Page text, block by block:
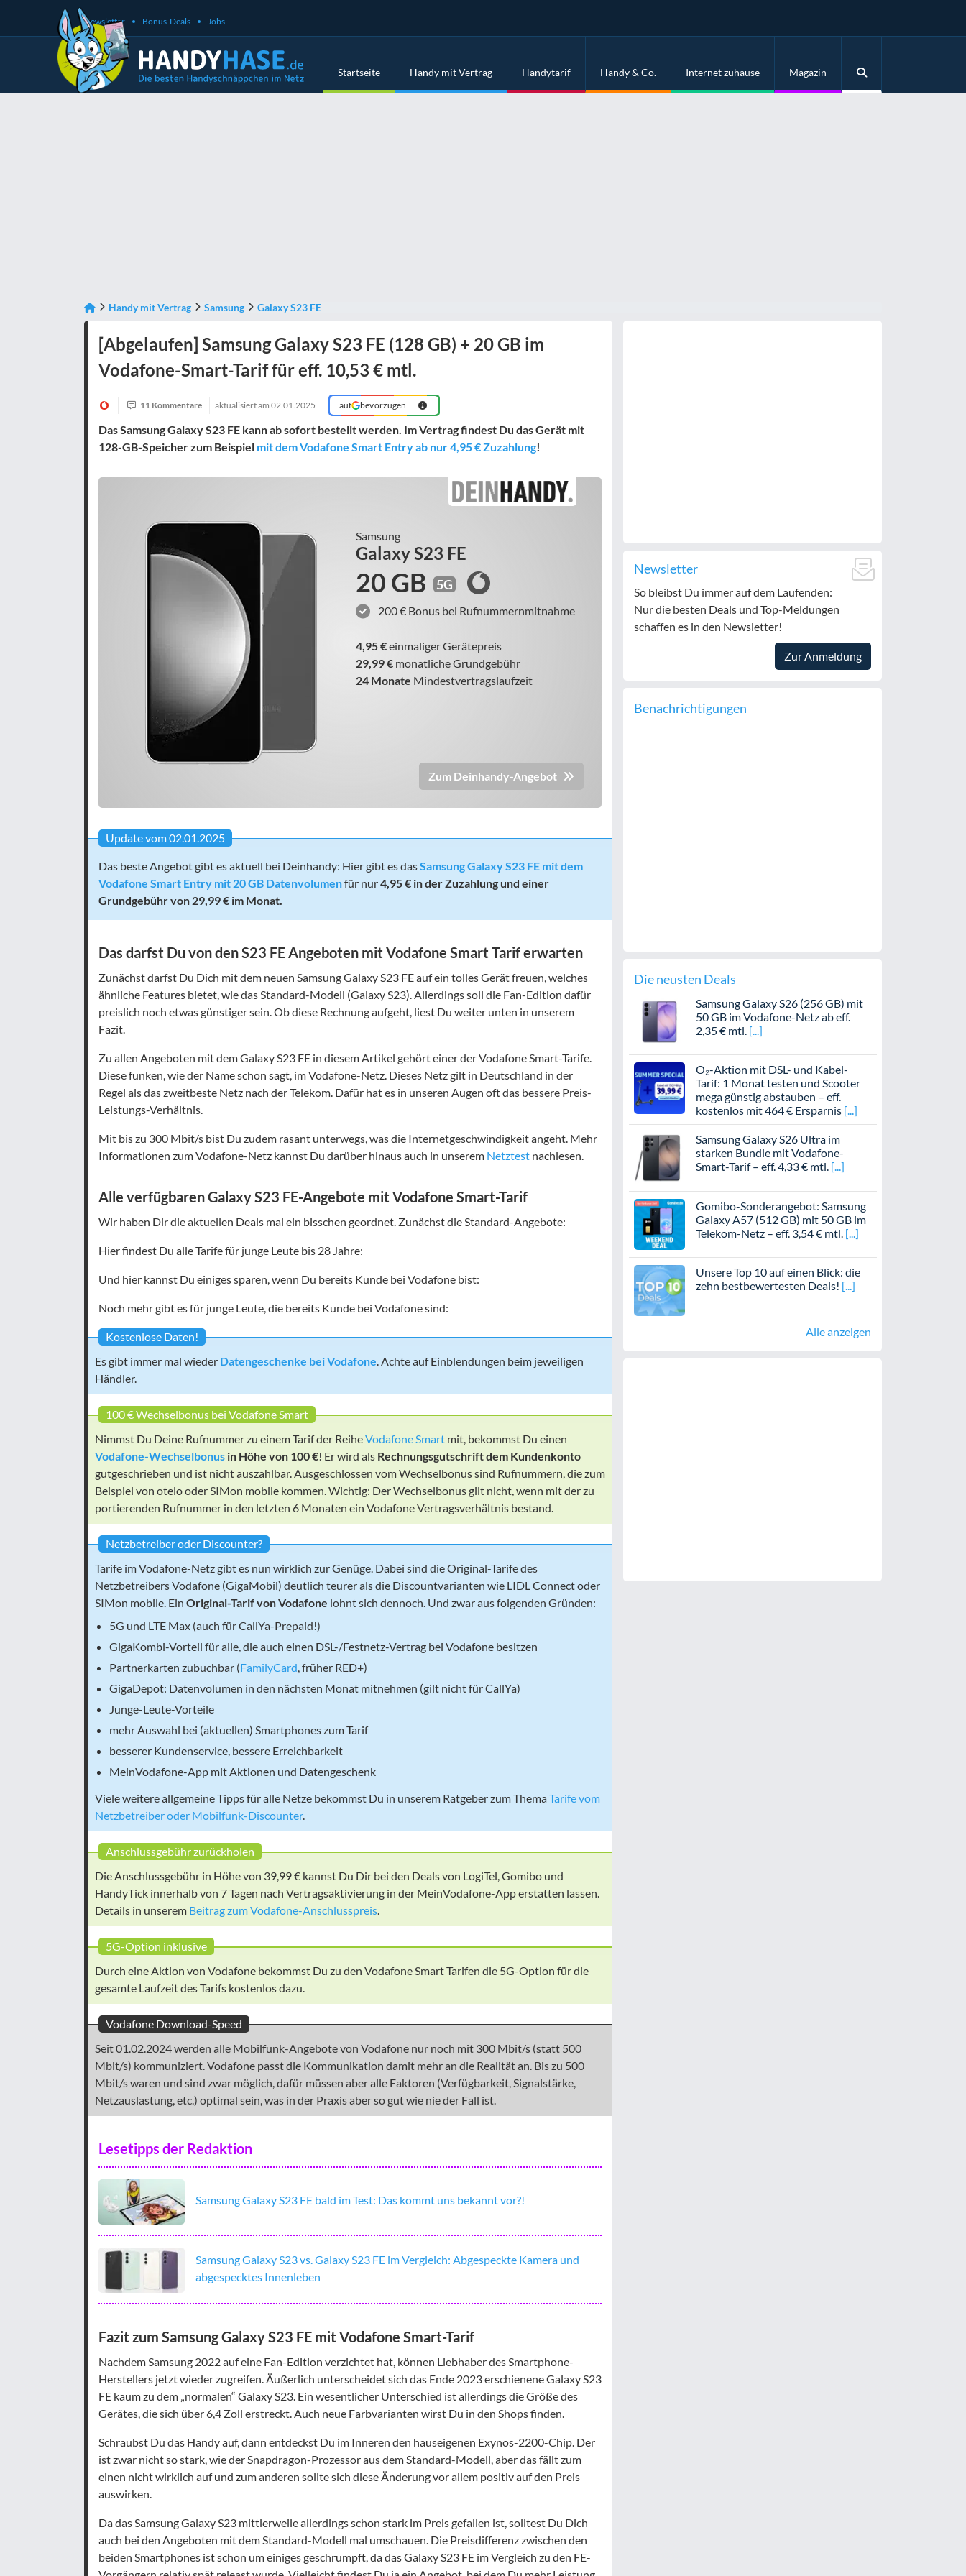
Newsletter Bonus-Deals Jobs
Startseite Handy mit Vertrag Handytarif Handy & Co. Internet zuhause Magazin
Handy mit Vertrag Samsung Galaxy S23 FE
[Abgelaufen] Samsung Galaxy S23 FE (128 GB) + 20 GB im
Vodafone-Smart-Tarif für eff. 10,53 € mtl.
11 Kommentare aktualisiert am 02.01.2025 auf bevorzugen
Das Samsung Galaxy S23 FE kann ab sofort bestellt werden. Im Vertrag findest Du das Gerät mit
128-GB-Speicher zum Beispiel mit dem Vodafone Smart Entry ab nur 4,95 € Zuzahlung!
Samsung
Galaxy S23 FE
20 GB 5G
200 € Bonus bei Rufnummernmitnahme
4,95 €einmaliger Gerätepreis
29,99 € monatliche Grundgebühr
24 Monate Mindestvertragslaufzeit
Zum Deinhandy-Angebot
Update vom 02.01.2025
Das beste Angebot gibt es aktuell bei Deinhandy: Hier gibt es dasSamsung Galaxy S23 FE mit dem
Vodafone Smart Entry mit 20 GB Datenvolumenfür nur4,95 € in der Zuzahlung und einer
Grundgebühr von 29,99 € im Monat.
Das darfst Du von den S23 FE Angeboten mit Vodafone Smart Tarif erwarten
Zunächst darfst Du Dich mit dem neuen Samsung Galaxy S23 FE auf ein tolles Gerät freuen, welches
ähnliche Features bietet, wie das Standard-Modell (Galaxy S23). Allerdings soll die Fan-Edition dafür
preislich noch etwas günstiger sein. Ob diese Rechnung aufgeht, liest Du weiter unten in unserem
Fazit.
Zu allen Angeboten mit dem Galaxy S23 FE in diesem Artikel gehört einer der Vodafone Smart-Tarife.
Diese funken, wie der Name schon sagt, im Vodafone-Netz. Dieses Netz gilt in Deutschland in der
Regel als das zweitbeste Netz nach der Telekom. Dafür hat es in unseren Augen oft das bessere Preis-
Leistungs-Verhältnis.
Mit bis zu 300 Mbit/s bist Du zudem rasant unterwegs, was die Internetgeschwindigkeit angeht. Mehr
Informationen zum Vodafone-Netz kannst Du darüber hinaus auch in unserem Netztest nachlesen.
Alle verfügbaren Galaxy S23 FE-Angebote mit Vodafone Smart-Tarif
Wir haben Dir die aktuellen Deals mal ein bisschen geordnet. Zunächst die Standard-Angebote:
Hier findest Du alle Tarife für junge Leute bis 28 Jahre:
Und hier kannst Du einiges sparen, wenn Du bereits Kunde bei Vodafone bist:
Noch mehr gibt es für junge Leute, die bereits Kunde bei Vodafone sind:
Kostenlose Daten!
Es gibt immer mal wieder Datengeschenke bei Vodafone. Achte auf Einblendungen beim jeweiligen
Händler.
100 € Wechselbonus bei Vodafone Smart
Nimmst Du Deine Rufnummer zu einem Tarif der ReiheVodafone Smart mit, bekommst Du einen
Vodafone-Wechselbonus in Höhe von 100 €! Er wird als Rechnungsgutschrift dem Kundenkonto
gutgeschrieben und ist nicht auszahlbar. Ausgeschlossen vom Wechselbonus sind Rufnummern, die zum
Beispiel von otelo oder SIMon mobile kommen. Wichtig: Der Wechselbonus gilt nicht, wenn mit der zu
portierenden Rufnummer in den letzten 6 Monaten ein Vodafone Vertragsverhältnis bestand.
Netzbetreiber oder Discounter?
Tarife im Vodafone-Netz gibt es nun wirklich zur Genüge. Dabei sind die Original-Tarife des
Netzbetreibers Vodafone (GigaMobil) deutlich teurer als die Discountvarianten wie LIDL Connect oder
SIMon mobile. Ein Original-Tarif von Vodafone lohnt sich dennoch. Und zwar aus folgenden Gründen:
5G und LTE Max (auch für CallYa-Prepaid!)
GigaKombi-Vorteil für alle, die auch einen DSL-/Festnetz-Vertrag bei Vodafone besitzen
Partnerkarten zubuchbar (FamilyCard, früher RED+)
GigaDepot: Datenvolumen in den nächsten Monat mitnehmen (gilt nicht für CallYa)
Junge-Leute-Vorteile
mehr Auswahl bei (aktuellen) Smartphones zum Tarif
besserer Kundenservice, bessere Erreichbarkeit
MeinVodafone-App mit Aktionen und Datengeschenk
Viele weitere allgemeine Tipps für alle Netze bekommst Du in unserem Ratgeber zum ThemaTarife vom
Netzbetreiber oder Mobilfunk-Discounter.
Anschlussgebühr zurückholen
Die Anschlussgebühr in Höhe von 39,99 € kannst Du Dir bei den Deals von LogiTel, Gomibo und
HandyTick innerhalb von 7 Tagen nach Vertragsaktivierung in der MeinVodafone-App erstatten lassen.
Details in unserem Beitrag zum Vodafone-Anschlusspreis.
5G-Option inklusive
Durch eine Aktion von Vodafone bekommst Du zu den Vodafone Smart Tarifen die 5G-Option für die
gesamte Laufzeit des Tarifs kostenlos dazu.
Vodafone Download-Speed
Seit 01.02.2024 werden alle Mobilfunk-Angebote von Vodafone nur noch mit 300 Mbit/s (statt 500
Mbit/s) kommuniziert. Vodafone passt die Kommunikation damit mehr an die Realität an. Bis zu 500
Mbit/s waren und sind zwar möglich, dafür müssen aber alle Faktoren (Verfügbarkeit, Signalstärke,
Netzauslastung, etc.) optimal sein, was in der Praxis aber so gut wie nie der Fall ist.
Lesetipps der Redaktion
Samsung Galaxy S23 FE bald im Test: Das kommt uns bekannt vor?!
Samsung Galaxy S23 vs. Galaxy S23 FE im Vergleich: Abgespeckte Kamera und
abgespecktes Innenleben
Fazit zum Samsung Galaxy S23 FE mit Vodafone Smart-Tarif
Nachdem Samsung 2022 auf eine Fan-Edition verzichtet hat, können Liebhaber des Smartphone-
Herstellers jetzt wieder zugreifen. Äußerlich unterscheidet sich das Ende 2023 erschienene Galaxy S23
FE kaum zu dem „normalen“ Galaxy S23. Ein wesentlicher Unterschied ist allerdings die Größe des
Gerätes, die sich über 6,4 Zoll erstreckt. Auch neue Farbvarianten wirst Du in den Shops finden.
Schraubst Du das Handy auf, dann entdeckst Du im Inneren den hauseigenen Exynos-2200-Chip. Der
ist zwar nicht so stark, wie der Snapdragon-Prozessor aus dem Standard-Modell, aber das fällt zum
einen nicht wirklich auf und zum anderen sollte sich diese Änderung vor allem positiv auf den Preis
auswirken.
Da das Samsung Galaxy S23 mittlerweile allerdings schon stark im Preis gefallen ist, solltest Du Dich
auch bei den Angeboten mit dem Standard-Modell mal umschauen. Die Preisdifferenz zwischen den
beiden Smartphones ist schon um einiges geschrumpft, da das Galaxy S23 FE im Vergleich zu den FE-
Newsletter
So bleibst Du immer auf dem Laufenden:
Nur die besten Deals und Top-Meldungen
schaffen es in den Newsletter!
Zur Anmeldung
Benachrichtigungen
Die neusten Deals
Samsung Galaxy S26 (256 GB) mit
50 GB im Vodafone-Netz ab eff.
2,35 € mtl.
O₂-Aktion mit DSL- und Kabel-
Tarif: 1 Monat testen und Scooter
mega günstig abstauben – eff.
kostenlos mit 464 € Ersparnis
Samsung Galaxy S26 Ultra im
starken Bundle mit Vodafone-
Smart-Tarif – eff. 4,33 € mtl.
Gomibo-Sonderangebot: Samsung
Galaxy A57 (512 GB) mit 50 GB im
Telekom-Netz – eff. 3,54 € mtl.
Unsere Top 10 auf einen Blick: die
zehn bestbewertesten Deals!
Alle anzeigen